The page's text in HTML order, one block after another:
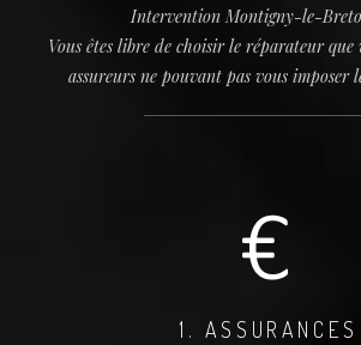
Intervention Montigny-le-
Vous êtes libre de choisir le réparateur que
assureurs ne pouvant pas vous imposer
1. ASSURANCES